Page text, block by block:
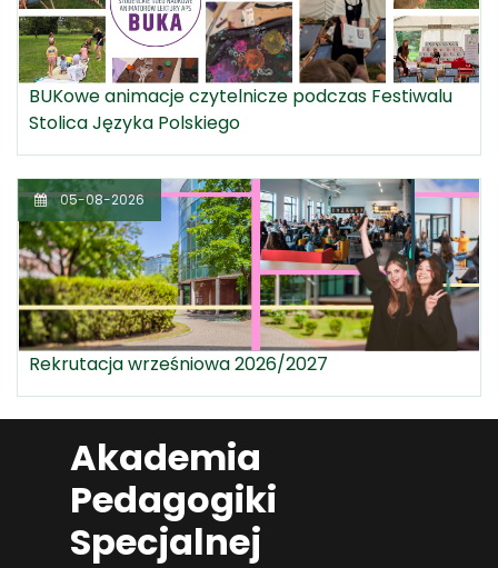
BUKowe animacje czytelnicze podczas Festiwalu
Stolica Języka Polskiego
05-08-2026
Rekrutacja wrześniowa 2026/2027
Akademia
Pedagogiki
Specjalnej